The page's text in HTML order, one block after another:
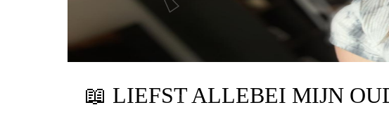
📖 LIEFST ALLEBEI MIJN